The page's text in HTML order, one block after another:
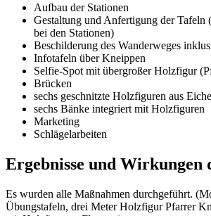
Aufbau der Stationen
Gestaltung und Anfertigung der Tafeln
bei den Stationen)
Beschilderung des Wanderweges
Infotafeln über Kneippen
Selfie-Spot mit übergroßer Holzfigur
Brücken
sechs geschnitzte Holzfiguren aus Eiche
sechs Bänke integriert mit Holzfiguren
Marketing
Schlägelarbeiten
Ergebnisse und Wirkungen
Es wurden alle Maßnahmen durchgeführt.
Übungstafeln, drei Meter Holzfigur Pfarrer